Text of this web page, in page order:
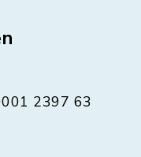
2397 63